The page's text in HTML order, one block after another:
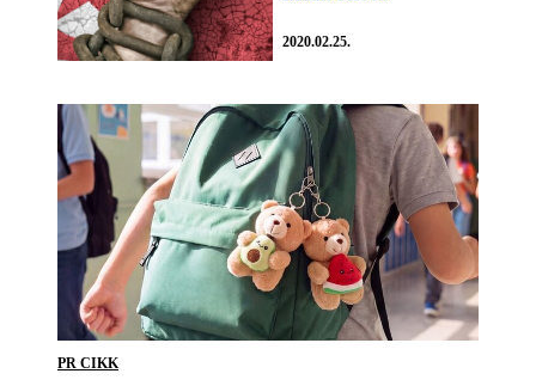
2020.02.25.
PR CIKK